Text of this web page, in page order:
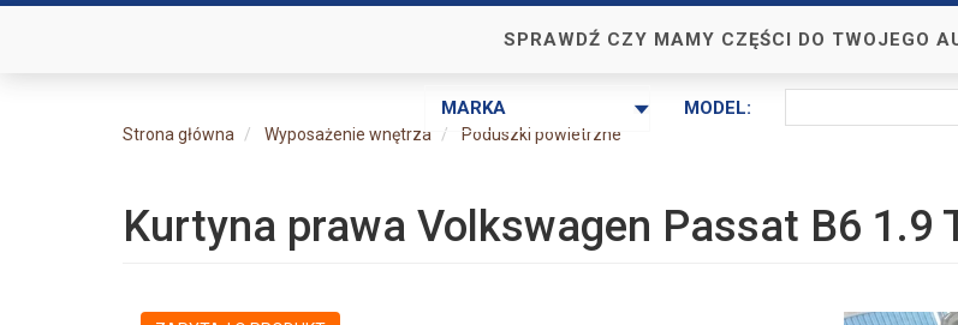
SPRAWDŹ CZY MAMY CZĘŚCI DO TWOJEGO
MODEL:
Strona główna Wyposażenie wnętrza Poduszki powietrzne
Kurtyna prawa Volkswagen Passat B6 1.9